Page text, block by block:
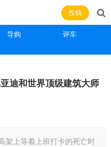
导购
评车
投稿
迪和世界顶级建筑大师
架上等着上班打卡的死亡时